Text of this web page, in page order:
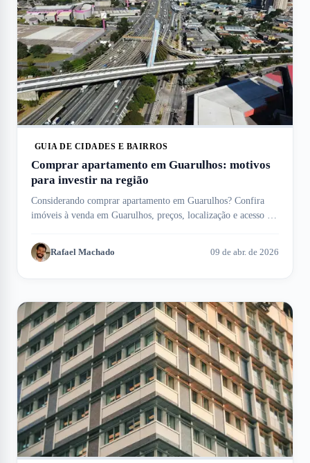
GUIA DE CIDADES E BAIRROS
Comprar apartamento em Guarulhos: motivos
para investir na região
Considerando comprar apartamento em Guarulhos? Confira
imóveis à venda em Guarulhos, preços, localização e acesso ao
Rafael Machado 09 de abr. de 2026